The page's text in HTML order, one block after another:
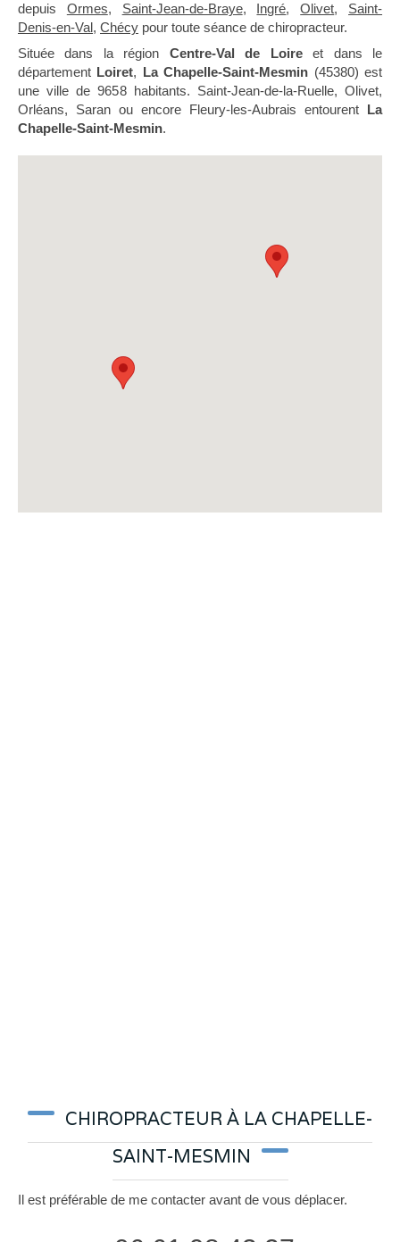
depuis Ormes, Saint-Jean-de-Braye, Ingré,Olivet, Saint-
Denis-en-Val, Chécy pour toute séance de chiropracteur.
Située dans la région Centre-Val de Loireet dans le
département Loiret, La Chapelle-Saint-Mesmin (45380) est
une ville de 9658 habitants. Saint-Jean-de-la-Ruelle, Olivet,
Orléans, Saran ou encore Fleury-les-Aubrais entourent La
Chapelle-Saint-Mesmin.
CHIROPRACTEUR À LA CHAPELLE-
SAINT-MESMIN
Il est préférable de me contacter avant de vous déplacer.